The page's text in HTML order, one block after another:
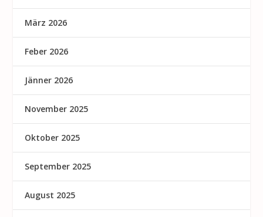
März 2026
Feber 2026
Jänner 2026
November 2025
Oktober 2025
September 2025
August 2025